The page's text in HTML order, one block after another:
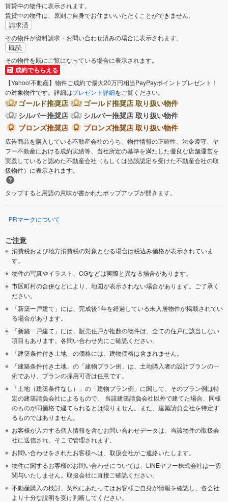
賃貸中の物件に表示されます。
賃貸中の物件は、原則ご自身でお住まいいただくことができません。
請求済
その物件が資料請求・お問い合わせ済みの場合に表示されます。
既読
その物件を既にご覧になっている場合に表示されます。
成約でもらえる
【Yahoo!不動産】物件ご成約で最大20万円相当PayPayポイントプレゼント！
の対象物件です。詳細はプレゼント詳細をご覧ください。
ゴールド推奨店
ゴールド推奨店 取り扱い物件
シルバー推奨店
シルバー推奨店 取り扱い物件
ブロンズ推奨店
ブロンズ推奨店 取り扱い物件
広告商品を購入している不動産会社のうち、物件情報の正確性、法令遵守、ヤ
フー不動産における成約実績等、当社所定の基準を満たした優良な店舗運営を
実践していると認めた不動産会社（もしくは当該認定を受けた不動産会社の取
扱物件）に表示されます。
タップすると用語の意味が書かれたポップアップが開きます。
PRマークについて
ご注意
消費税および地方消費税の対象となる場合は税込み価格が表示されていま
す。
物件の写真やイラスト、CGなどは実際と異なる場合があります。
市区町村の合併などにより、地図が表示されない場合があります。ご了承く
ださい。
「新築一戸建て」には、完成後1年を経過している未入居物件が掲載されてい
る場合があります。
「新築一戸建て」には、販売住戸が複数の物件は、全ての住戸に該当しない
項目もあります。各問い合わせ先にご確認ください。
「建築条件付き土地」の価格には、建物価格は含まれません。
「建築条件付き土地」の「建物プラン例」は、土地購入者の設計プランの一
例であり、プランの採用可否は任意です。
「土地（建築条件なし）」の「建物プラン例」に関して、そのプラン例は特
定の建築請負会社によるもので、 当該建築請負会社以外で建てた場合、同様
のものが同価格で建てられるとは限りません。また、建築請負会社を特定す
るものではありません。
お客様が入力する個人情報を含むお問い合わせデータは、当該物件の取扱会
社に送信され、そこで管理されます。
お問い合わせをされたお客様へは、取扱会社がご連絡いたします。
物件に関するお客様のお問い合わせについては、LINEヤフー株式会社は一切
関与いたしません。取扱会社に直接ご確認ください。
不動産購入の検討、契約にあたってはお客様ご自身が情報を確認し、各会社
より十分な説明を受け判断してください。